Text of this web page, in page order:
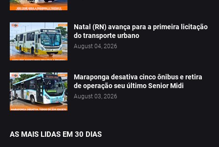
Natal (RN) avança para a primeira licitação
do transporte urbano
August 04, 2026
Maraponga desativa cinco ônibus e retira
de operação seu último Senior Midi
August 03, 2026
AS MAIS LIDAS EM 30 DIAS